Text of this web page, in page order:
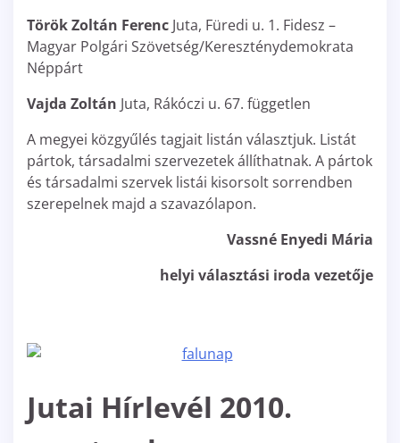
Török Zoltán Ferenc Juta, Füredi u. 1. Fidesz –
Magyar Polgári Szövetség/Kereszténydemokrata
Néppárt
Vajda Zoltán Juta, Rákóczi u. 67. független
A megyei közgyűlés tagjait listán választjuk. Listát
pártok, társadalmi szervezetek állíthatnak. A pártok
és társadalmi szervek listái kisorsolt sorrendben
szerepelnek majd a szavazólapon.
Vassné Enyedi Mária
helyi választási iroda vezetője
Jutai Hírlevél 2010.